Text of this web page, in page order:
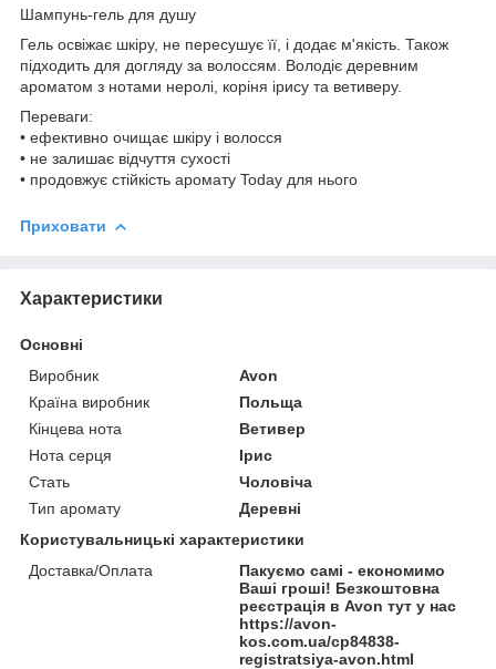
Шампунь-гель для душу
Гель освіжає шкіру, не пересушує її, і додає м'якість. Також
підходить для догляду за волоссям. Володіє деревним
ароматом з нотами неролі, коріня ірису та ветиверу.
Переваги:
• ефективно очищає шкіру і волосся
• не залишає відчуття сухості
• продовжує стійкість аромату Today для нього
Приховати
Характеристики
Основні
Виробник
Avon
Країна виробник
Польща
Кінцева нота
Ветивер
Нота серця
Ірис
Стать
Чоловіча
Тип аромату
Деревні
Користувальницькі характеристики
Доставка/Оплата
Пакуємо самі - економимо
Ваші гроші! Безкоштовна
реєстрація в Avon тут у нас
https://avon-
kos.com.ua/cp84838-
registratsiya-avon.html